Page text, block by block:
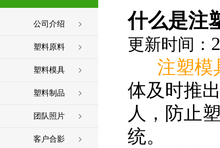
公司介绍
塑料原料
塑料模具
塑料制品
团队照片
客户合影
什么是注
更新时间：
注塑模
体及时推
人，防止
统。